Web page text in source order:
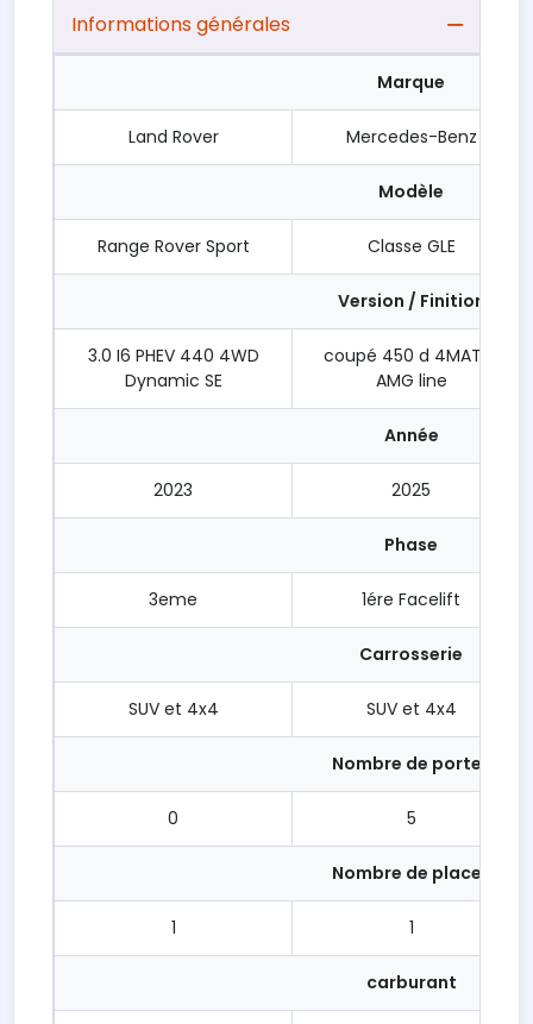
Informations générales
Marque
Land Rover Mercedes-Benz
Modèle
Range Rover Sport Classe GLE
Version / Finition
3.0 I6 PHEV 440 4WD
Dynamic SE
coupé 450 d 4MATIC
AMG line
Année
2023 2025
Phase
3eme 1ére Facelift
Carrosserie
SUV et 4x4 SUV et 4x4
Nombre de portes
0 5
Nombre de places
1 1
carburant